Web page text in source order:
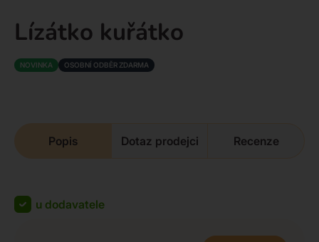
Lízátko kuřátko
NOVINKA OSOBNÍ ODBĚR ZDARMA
Popis Dotaz prodejci Recenze
u dodavatele